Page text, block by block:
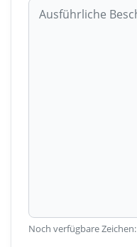
Noch verfügbare Zeichen: